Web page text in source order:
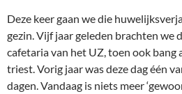
Deze keer gaan we die
gezin. Vijf jaar geleden brachten we
cafetaria van het UZ, toen ook bang
triest. Vorig jaar was deze dag één
dagen. Vandaag is niets meer